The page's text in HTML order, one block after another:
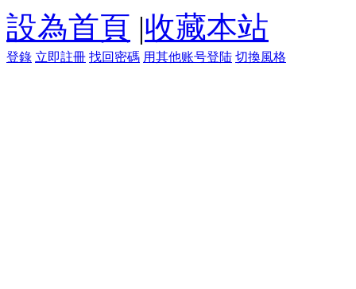
設為首頁 |收藏本站
登錄 立即註冊 找回密碼 用其他账号登陆 切換風格